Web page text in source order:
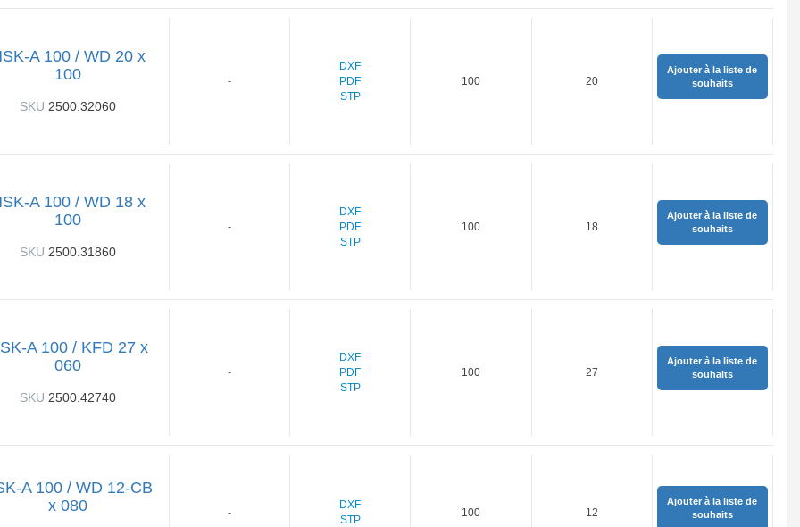
A 100 / WD 20 x
100
SKU 2500.32060
-
DXF
PDF
STP
100 20
Ajouter à la liste de
souhaits
A 100 / WD 18 x
100
SKU 2500.31860
-
DXF
PDF
STP
100 18
Ajouter à la liste de
souhaits
A 100 / KFD 27 x
060
SKU 2500.42740
-
DXF
PDF
STP
100 27
Ajouter à la liste de
souhaits
A 100 / WD 12-CB
x 080
-
DXF
STP
100 12
Ajouter à la liste de
souhaits